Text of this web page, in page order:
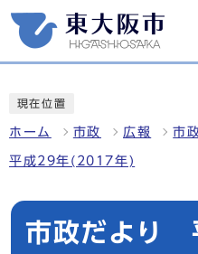
現在位置
ホーム 市政 広報 市
平成29年(2017年)
市政だより